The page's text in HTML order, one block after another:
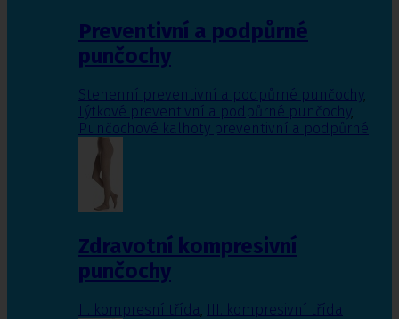
Preventivní a podpůrné
punčochy
Stehenní preventivní a podpůrné punčochy,
Lýtkové preventivní a podpůrné punčochy,
Punčochové kalhoty preventivní a podpůrné
Zdravotní kompresivní
punčochy
II. kompresní třída III. kompresivní třída